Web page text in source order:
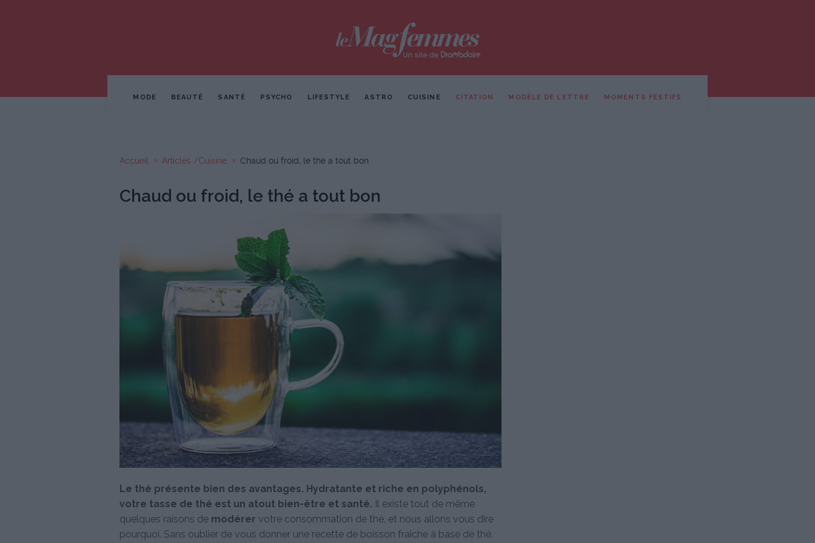
MODE BEAUTÉ SANTÉ PSYCHO LIFESTYLE ASTRO CUISINE CITATION MODÈLE DE LETTRE MOMENTS FESTIFS
Accueil Articles /Cuisine Chaud ou froid, le thé a tout bon
Chaud ou froid, le thé a tout bon
Le thé présente bien des avantages. Hydratante et riche en polyphénols,
votre tasse de thé est un atout bien-être et santé. Il existe tout de même
quelques raisons de modérer votre consommation de thé, et nous allons vous dire
pourquoi. Sans oublier de vous donner une recette de boisson fraîche à base de thé.